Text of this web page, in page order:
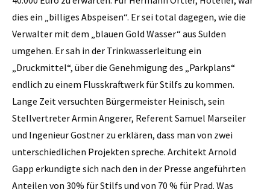
dies ein „billiges Abspeisen“. Er sei total dagegen, wie die
Verwalter mit dem „blauen Gold Wasser“ aus Sulden
umgehen. Er sah in der Trinkwasserleitung ein
„Druckmittel“, über die Genehmigung des „Parkplans“
endlich zu einem Flusskraftwerk für Stilfs zu kommen.
Lange Zeit versuchten Bürgermeister Heinisch, sein
Stellvertreter Armin Angerer, Referent Samuel Marseiler
und Ingenieur Gostner zu erklären, dass man von zwei
unterschiedlichen Projekten spreche. Architekt Arnold
Gapp erkundigte sich nach den in der Presse angeführten
Anteilen von 30% für Stilfs und von 70 % für Prad. Was